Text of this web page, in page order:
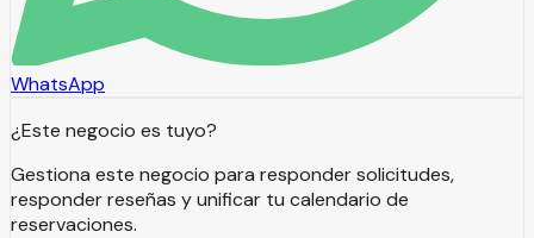
WhatsApp
¿Este negocio es tuyo?
Gestiona este negocio para responder solicitudes,
responder reseñas y unificar tu calendario de
reservaciones.